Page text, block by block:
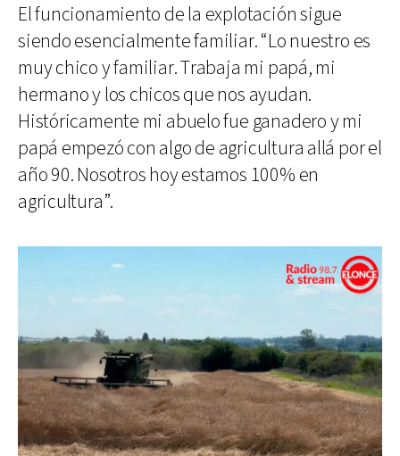
El funcionamiento de la explotación sigue
siendo esencialmente familiar. “Lo nuestro es
muy chico y familiar. Trabaja mi papá, mi
hermano y los chicos que nos ayudan.
Históricamente mi abuelo fue ganadero y mi
papá empezó con algo de agricultura allá por el
año 90. Nosotros hoy estamos 100% en
agricultura”.